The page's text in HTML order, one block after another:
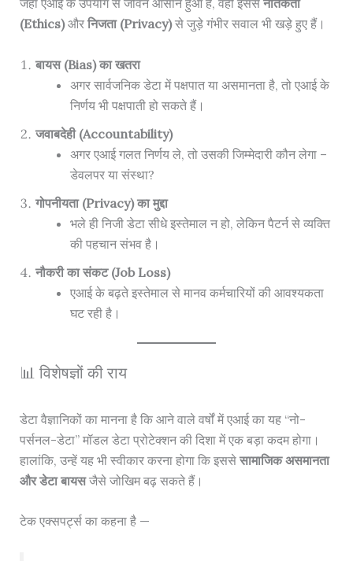
जहाँ एआई के उपयोग से जीवन आसान हुआ है, वहीं इससे नैतिकता
(Ethics)और निजता (Privacy)से जुड़े गंभीर सवाल भी खड़े हुए हैं।
बायस (Bias) का खतरा
अगर सार्वजनिक डेटा में पक्षपात या असमानता है, तो एआई के
निर्णय भी पक्षपाती हो सकते हैं।
जवाबदेही (Accountability)
अगर एआई गलत निर्णय ले, तो उसकी जिम्मेदारी कौन लेगा –
डेवलपर या संस्था?
गोपनीयता (Privacy) का मुद्दा
भले ही निजी डेटा सीधे इस्तेमाल न हो, लेकिन पैटर्न से व्यक्ति
की पहचान संभव है।
नौकरी का संकट (Job Loss)
एआई के बढ़ते इस्तेमाल से मानव कर्मचारियों की आवश्यकता
घट रही है।
📊 विशेषज्ञों की राय
डेटा वैज्ञानिकों का मानना है कि आने वाले वर्षों में एआई का यह “नो-
पर्सनल-डेटा” मॉडल डेटा प्रोटेक्शन की दिशा में एक बड़ा कदम होगा।
हालांकि, उन्हें यह भी स्वीकार करना होगा कि इससे सामाजिक असमानता
और डेटा बायसजैसे जोखिम बढ़ सकते हैं।
टेक एक्सपर्ट्स का कहना है —